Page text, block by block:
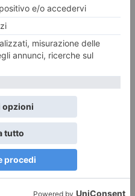
ETAmbiente
nel settore dei rifiuti
attiva